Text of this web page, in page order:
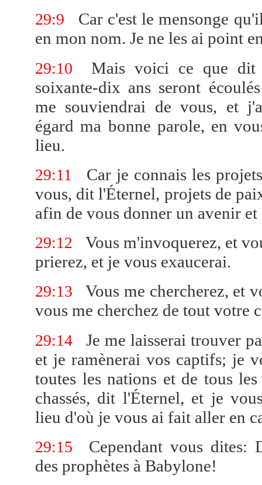
29:9
Car c'est le mensonge
en mon nom. Je ne les ai point
29:10
Mais voici ce que dit
soixante-dix ans seront
me souviendrai de vous, et
égard ma bonne parole, en
lieu.
29:11
Car je connais les
vous, dit l'Éternel, projets de
afin de vous donner un avenir et
29:12
Vous m'invoquerez, et
prierez, et je vous exaucerai.
29:13
Vous me chercherez, et
vous me cherchez de tout votre
29:14
Je me laisserai trouver
et je ramènerai vos captifs; je
toutes les nations et de tous
chassés, dit l'Éternel, et je
lieu d'où je vous ai fait aller en
29:15
Cependant vous dites:
des prophètes à Babylone!